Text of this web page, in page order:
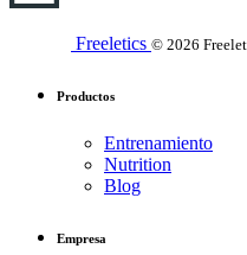
Freeletics © 2026
Productos
Entrenamiento
Nutrition
Blog
Empresa